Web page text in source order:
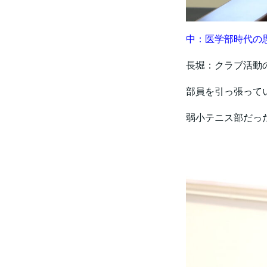
中：医学部時代の
長堀：クラブ活動
部員を引っ張って
弱小テニス部だっ